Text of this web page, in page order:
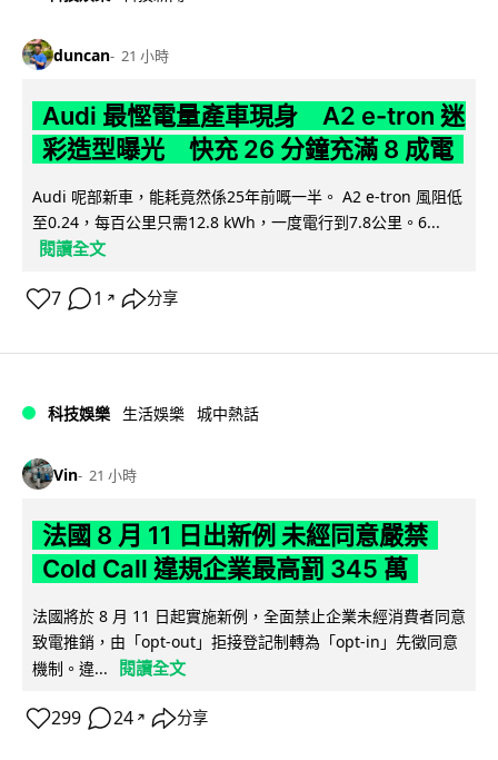
duncan 21 小時
Audi 最慳電量產車現身 A2 e-tron 迷
彩造型曝光 快充 26 分鐘充滿 8 成電
Audi 呢部新車，能耗竟然係25年前嘅一半。 A2 e-tron 風阻低
至0.24，每百公里只需12.8 kWh，一度電行到7.8公里。6...
閱讀全文
7 1 ↗ 分享
科技娛樂 生活娛樂 城中熱話
Vin 21 小時
法國 8 月 11 日出新例 未經同意嚴禁
Cold Call 違規企業最高罰 345 萬
法國將於 8 月 11 日起實施新例，全面禁止企業未經消費者同意
致電推銷，由「opt-out」拒接登記制轉為「opt-in」先徵同意
機制。違...
閱讀全文
299 24 ↗ 分享